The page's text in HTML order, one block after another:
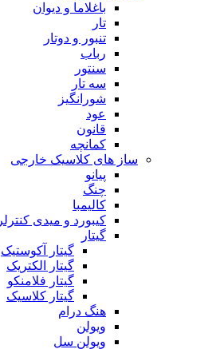
باغلاما و دیوان
تار
تنبور و دوتار
رباب
سنتور
سه تار
شورانگیز
عود
قانون
کمانچه
ساز های کلاسیک خارجی
پیانو
چنگ
کالیمبا
کیبورد و میدی کنترلر
گیتار
گیتار آکوستیک
گیتار الکتریک
گیتار فلامنکو
گیتار کلاسیک
هنگ درام
ویولن
ویولن سل